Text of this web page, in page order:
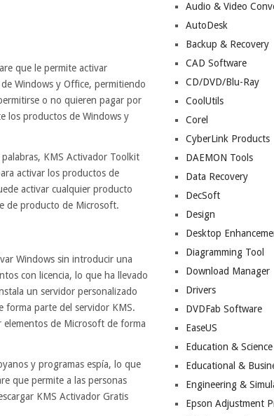
que le permite activar
Windows y Office, permitiendo
o no quieren pagar por
los productos de Windows y
KMS Activador Toolkit
activar los productos de
activar cualquier producto
de producto de Microsoft.
Windows sin introducir una
con licencia, lo que ha llevado
un servidor personalizado
forma parte del servidor KMS.
elementos de Microsoft de forma
y programas espía, lo que
que permite a las personas
KMS Activador Gratis
Audio & Video
AutoDesk
Backup & Recovery
CAD Software
CD/DVD/Blu-Ray
CoolUtils
Corel
CyberLink Products
DAEMON Tools
Data Recovery
DecSoft
Design
Desktop
Diagramming Tool
Download Manager
Drivers
DVDFab Software
EaseUS
Education & Science
Educational &
Engineering &
Epson Adjustment